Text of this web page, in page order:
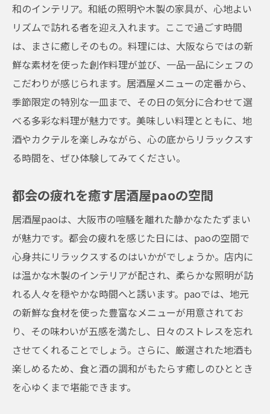
和のインテリア。和紙の照明や木製の家具が、心地よい
リズムで訪れる者を迎え入れます。ここで過ごす時間
は、まさに癒しそのもの。料理には、大阪ならではの新
鮮な素材を使った創作料理が並び、一品一品にシェフの
こだわりが感じられます。居酒屋メニューの定番から、
季節限定の特別な一皿まで、その日の気分に合わせて選
べる多彩な料理が魅力です。美味しい料理とともに、地
酒やカクテルを楽しみながら、心の底からリラックスす
る時間を、ぜひ体験してみてください。
都会の疲れを癒す居酒屋paoの空間
居酒屋paoは、大阪市の喧騒を離れた静かなたたずまい
が魅力です。都会の疲れを感じた日には、paoの空間で
心身共にリラックスするのはいかがでしょうか。店内に
は温かな木製のインテリアが配され、柔らかな照明が訪
れる人々を穏やかな時間へと誘います。paoでは、地元
の新鮮な食材を使った豊富なメニューが用意されてお
り、その味わいが五感を満たし、日々のストレスを忘れ
させてくれることでしょう。さらに、厳選された地酒も
楽しめるため、食と酒の調和がもたらす癒しのひととき
を心ゆくまで堪能できます。